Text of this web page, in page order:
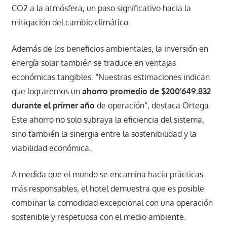
CO2 a la atmósfera, un paso significativo hacia la
mitigación del cambio climático.
Además de los beneficios ambientales, la inversión en
energía solar también se traduce en ventajas
económicas tangibles. “Nuestras estimaciones indican
que lograremos un ahorro promedio de $200’649.832
durante el primer año de operación”, destaca Ortega.
Este ahorro no solo subraya la eficiencia del sistema,
sino también la sinergia entre la sostenibilidad y la
viabilidad económica.
A medida que el mundo se encamina hacia prácticas
más responsables, el hotel demuestra que es posible
combinar la comodidad excepcional con una operación
sostenible y respetuosa con el medio ambiente.